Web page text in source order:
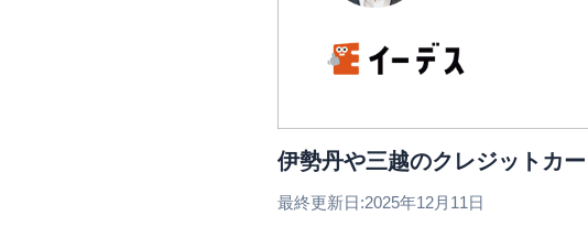
伊勢丹や三越のクレジットカ
最終更新日:2025年12月11日